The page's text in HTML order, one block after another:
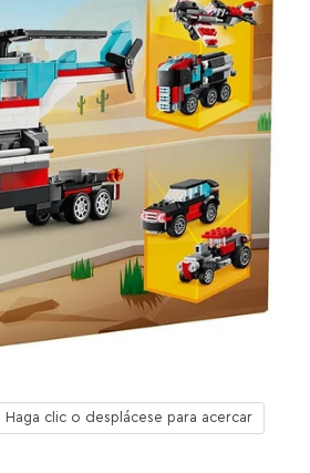
Haga clic o desplácese para acercar